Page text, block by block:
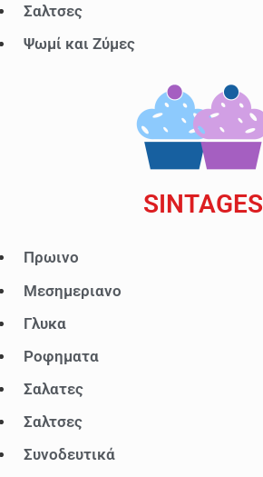
Σαλτσες
Ψωμί και Ζύμες
SINTAGES
ΜενούΠρωινο
Μεσημεριανο
Γλυκα
Ροφηματα
Σαλατες
Σαλτσες
Συνοδευτικά